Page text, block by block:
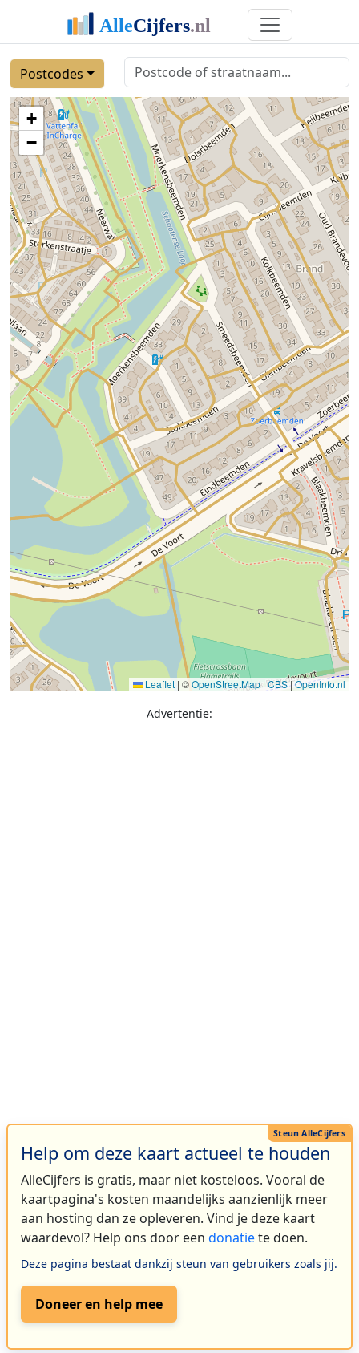
Postcodes
+
−
Leaflet | ©OpenStreetMap|CBS|OpenInfo.nl
Advertentie:
Help om deze kaart actueel te houden
AlleCijfers is gratis, maar niet kosteloos. Vooral de
kaartpagina's kosten maandelijks aanzienlijk meer
aan hosting dan ze opleveren. Vind je deze kaart
waardevol? Help ons door een donatiete doen.
Deze pagina bestaat dankzij steun van gebruikers zoals jij.
Doneer en help mee